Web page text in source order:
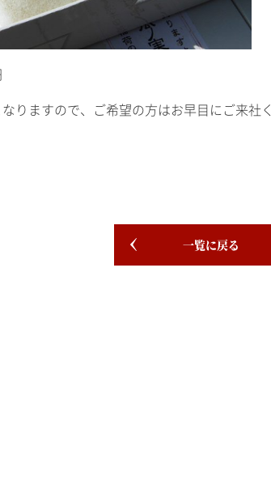
りますので、ご希望の方はお早目にご来社く
一覧に戻る